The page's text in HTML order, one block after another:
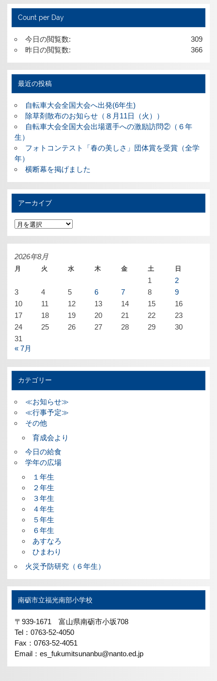
Count per Day
309
今日の閲覧数:
366
昨日の閲覧数:
最近の投稿
自転車大会全国大会へ出発(6年生)
除草剤散布のお知らせ（８月11日（火））
自転車大会全国大会出場選手への激励訪問②（６年
生）
フォトコンテスト「春の美しさ」団体賞を受賞（全学
年）
横断幕を掲げました
アーカイブ
ア
ー
カ
イ
2026年8月
月 火 水 木 金 土 日
1
2
3
4 5 6 7 8
9
10
11 12 13 14 15
16
17
18 19 20 21 22
23
24
25 26 27 28 29
30
31
« 7月
カテゴリー
≪お知らせ≫
≪行事予定≫
その他
育成会より
今日の給食
学年の広場
１年生
２年生
３年生
４年生
５年生
６年生
あすなろ
ひまわり
火災予防研究（６年生）
南砺市立福光南部小学校
〒939-1671 富山県南砺市小坂708
Tel：0763-52-4050
Fax：0763-52-4051
Email：es_fukumitsunanbu@nanto.ed.jp